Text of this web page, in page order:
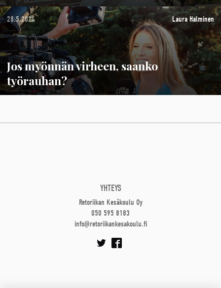
28.5.2024 Laura Halminen
Jos myönnän virheen, saanko
työrauhan?
YHTEYS
Retoriikan Kesäkoulu Oy
050 595 8183
info@retoriikankesakoulu.fi